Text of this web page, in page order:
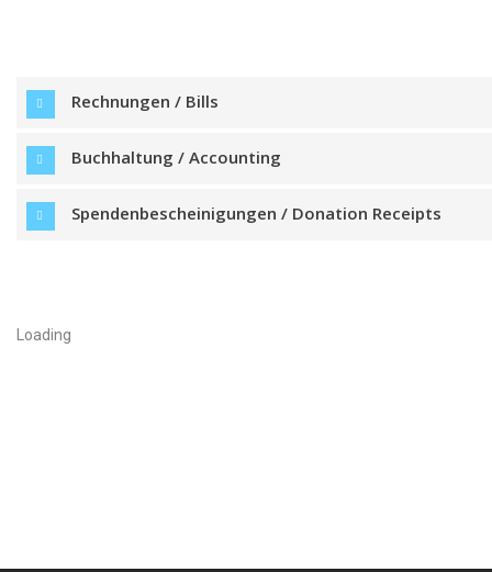
Rechnungen / Bills
Buchhaltung / Accounting
Spendenbescheinigungen / Donation Receipts
Loading